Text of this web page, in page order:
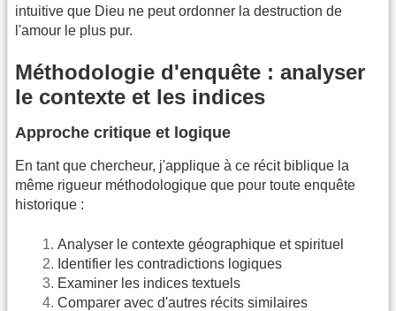
intuitive que Dieu ne peut ordonner la destruction de
l'amour le plus pur.
Méthodologie d'enquête : analyser
le contexte et les indices
Approche critique et logique
En tant que chercheur, j'applique à ce récit biblique la
même rigueur méthodologique que pour toute enquête
historique :
Analyser le contexte géographique et spirituel
Identifier les contradictions logiques
Examiner les indices textuels
Comparer avec d'autres récits similaires